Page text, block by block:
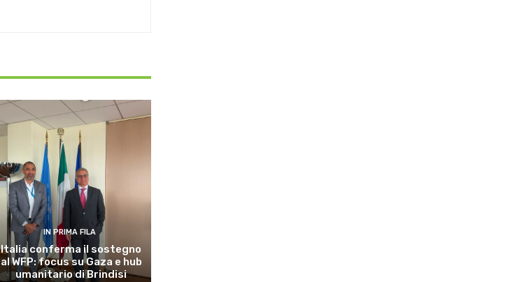
IN PRIMA FILA
Italia conferma il sostegno
al WFP: focus su Gaza e hub
umanitario di Brindisi